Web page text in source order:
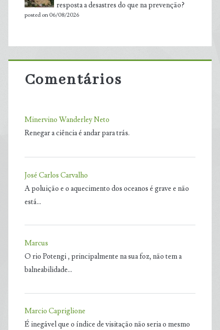
resposta a desastres do que na prevenção?
posted on 06/08/2026
Comentários
Minervino Wanderley Neto
Renegar a ciência é andar para trás.
José Carlos Carvalho
A poluição e o aquecimento dos oceanos é grave e não
está…
Marcus
O rio Potengi , principalmente na sua foz, não tem a
balneabilidade…
Marcio Capriglione
É inegável que o índice de visitação não seria o mesmo